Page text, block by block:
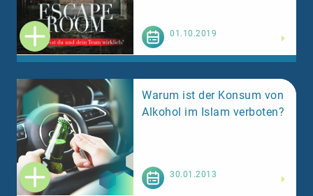
01.10.2019
Warum ist der Konsum von
Alkohol im Islam verboten?
30.01.2013